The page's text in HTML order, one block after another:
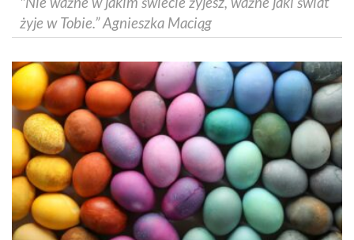
żyje w Tobie.” Agnieszka Maciąg